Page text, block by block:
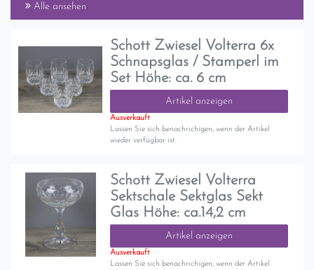
Alle ansehen
Schott Zwiesel Volterra 6x
Schnapsglas / Stamperl im
Set Höhe: ca. 6 cm
Artikel anzeigen
Ausverkauft
Lassen Sie sich benachrichigen, wenn der Artikel
wieder verfügbar ist.
Schott Zwiesel Volterra
Sektschale Sektglas Sekt
Glas Höhe: ca.14,2 cm
Artikel anzeigen
Ausverkauft
Lassen Sie sich benachrichigen, wenn der Artikel